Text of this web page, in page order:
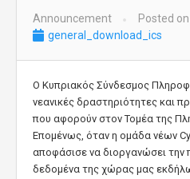
Announcement
Posted
general_download_ics
Ο Κυπριακός Σύνδεσμος
νεανικές δραστηριότητες και
που αφορούν στον Τομέα της
Επομένως, όταν η ομάδα νέων
αποφάσισε να διοργανώσει την
δεδομένα της χώρας μας